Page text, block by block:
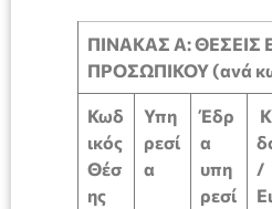
ΠΙΝΑΚΑΣ Α: ΘΕΣΕΙΣ
ΠΡΟΣΩΠΙΚΟΥ (ανά
Κωδ
ικός
Θέσ
ης
Υπη
ρεσί
α
Έδρ
α
υπη
ρεσί
/